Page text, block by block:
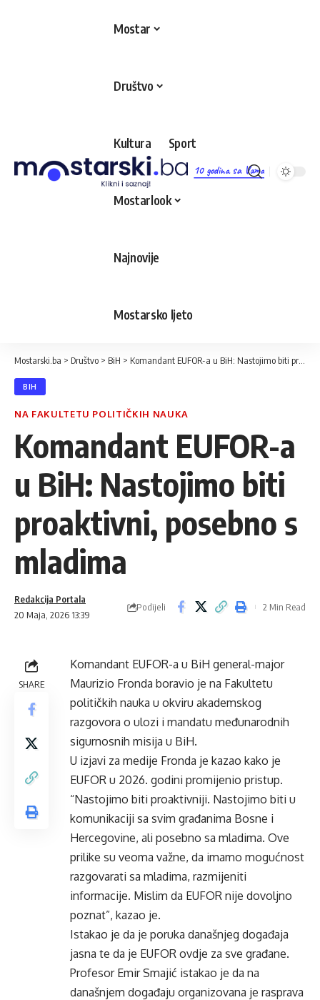
10 godina sa Vama
Mostar
Društvo
Kultura Sport
Mostarlook
Najnovije
Mostarsko ljeto
Mostarski.ba > Društvo > BiH > Komandant EUFOR-a u BiH: Nastojimo biti proaktivni, posebno s mladima
BIH
NA FAKULTETU POLITIČKIH NAUKA
Komandant EUFOR-a
u BiH: Nastojimo biti
proaktivni, posebno s
mladima
20 Maja, 2026 13:39
Redakcija Portala
Podijeli 2 Min Read
SHARE
Komandant EUFOR-a u BiH general-major
Maurizio Fronda boravio je na Fakultetu
političkih nauka u okviru akademskog
razgovora o ulozi i mandatu međunarodnih
sigurnosnih misija u BiH.
U izjavi za medije Fronda je kazao kako je
EUFOR u 2026. godini promijenio pristup.
“Nastojimo biti proaktivniji. Nastojimo biti u
komunikaciji sa svim građanima Bosne i
Hercegovine, ali posebno sa mladima. Ove
prilike su veoma važne, da imamo mogućnost
razgovarati sa mladima, razmijeniti
informacije. Mislim da EUFOR nije dovoljno
poznat”, kazao je.
Istakao je da je poruka današnjeg događaja
jasna te da je EUFOR ovdje za sve građane.
Profesor Emir Smajić istakao je da na
današnjem događaju organizovana je rasprava